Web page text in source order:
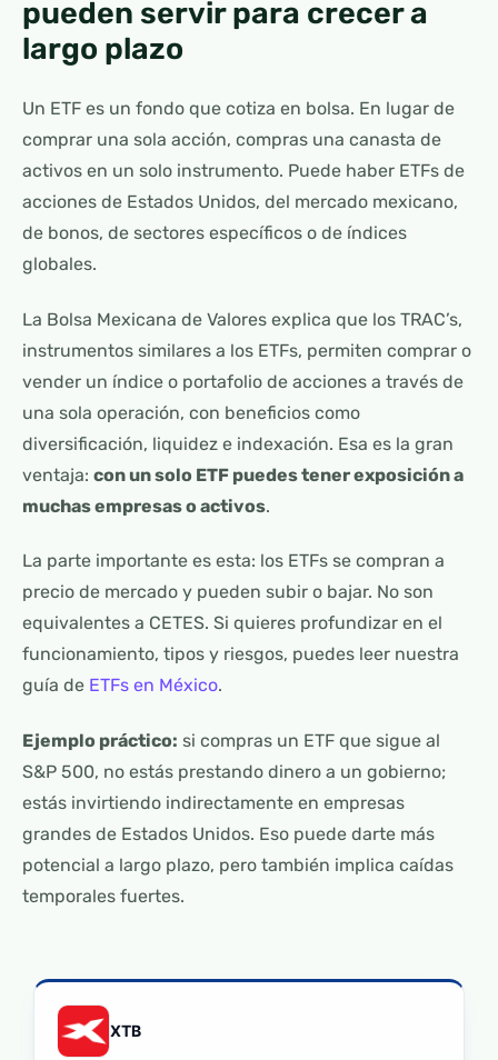
pueden servir para crecer a
largo plazo
Un ETF es un fondo que cotiza en bolsa. En lugar de
comprar una sola acción, compras una canasta de
activos en un solo instrumento. Puede haber ETFs de
acciones de Estados Unidos, del mercado mexicano,
de bonos, de sectores específicos o de índices
globales.
La Bolsa Mexicana de Valores explica que los TRAC’s,
instrumentos similares a los ETFs, permiten comprar o
vender un índice o portafolio de acciones a través de
una sola operación, con beneficios como
diversificación, liquidez e indexación. Esa es la gran
ventaja: con un solo ETF puedes tener exposición a
muchas empresas o activos.
La parte importante es esta: los ETFs se compran a
precio de mercado y pueden subir o bajar. No son
equivalentes a CETES. Si quieres profundizar en el
funcionamiento, tipos y riesgos, puedes leer nuestra
guía de ETFs en México.
Ejemplo práctico: si compras un ETF que sigue al
S&P 500, no estás prestando dinero a un gobierno;
estás invirtiendo indirectamente en empresas
grandes de Estados Unidos. Eso puede darte más
potencial a largo plazo, pero también implica caídas
temporales fuertes.
XTB